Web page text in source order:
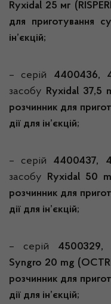
Ryxidal 25 мг
для приготування
ін’єкцій;
– серій 4400436,
засобу Ryxidal 37,5
розчинник для
дії для ін’єкцій;
– серій 4400437,
засобу Ryxidal 50
розчинник для
дії для ін’єкцій;
– серій 4500329,
Syngro 20 mg
розчинник для
дії для ін’єкцій;